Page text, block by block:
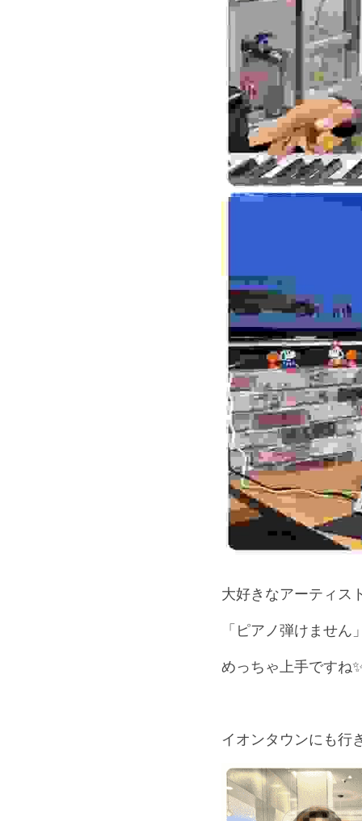
大好きなアーティス
「ピアノ弾けませ
めっちゃ上手ですね
イオンタウンにも行